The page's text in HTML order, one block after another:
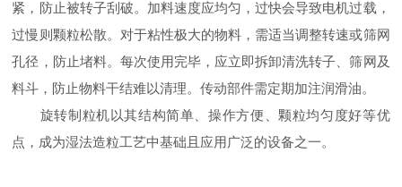
紧，防止被转子刮破。加料速度应均匀，过快会导致电机过载，
过慢则颗粒松散。对于粘性极大的物料，需适当调整转速或筛网
孔径，防止堵料。每次使用完毕，应立即拆卸清洗转子、筛网及
料斗，防止物料干结难以清理。传动部件需定期加注润滑油。
旋转制粒机以其结构简单、操作方便、颗粒均匀度好等优
点，成为湿法造粒工艺中基础且应用广泛的设备之一。